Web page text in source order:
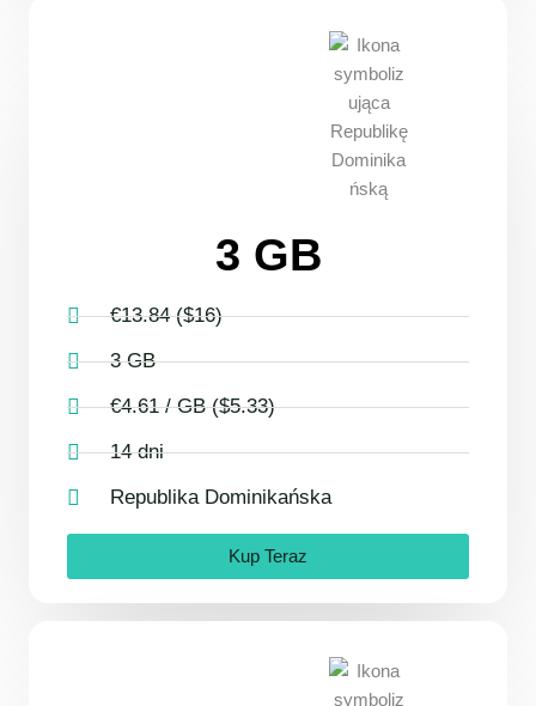
3 GB
€13.84 ($16)
3 GB
€4.61 / GB ($5.33)
14 dni
Republika Dominikańska
Kup Teraz